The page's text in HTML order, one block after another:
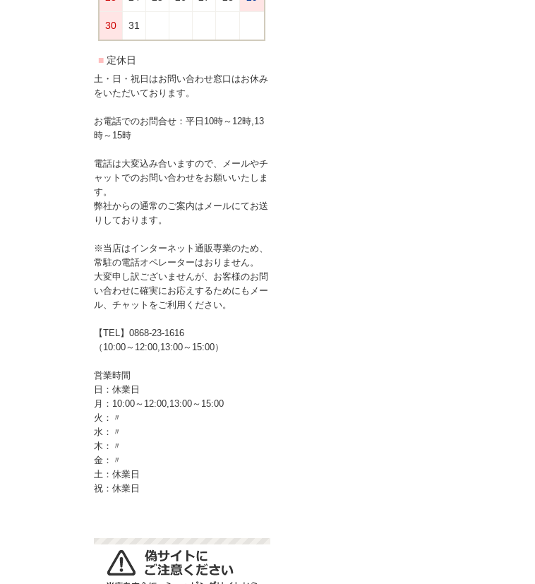
土・日・祝日はお問い合わせ窓口はお休み
をいただいております。
お電話でのお問合せ：平日10時～12時,13
時～15時
電話は大変込み合いますので、メールやチ
ャットでのお問い合わせをお願いいたしま
す。
弊社からの通常のご案内はメールにてお送
りしております。
※当店はインターネット通販専業のため、
常駐の電話オペレーターはおりません。
大変申し訳ございませんが、お客様のお問
い合わせに確実にお応えするためにもメー
ル、チャットをご利用ください。
【TEL】0868-23-1616
（10:00～12:00,13:00～15:00）
営業時間
日：休業日
月：10:00～12:00,13:00～15:00
火：〃
水：〃
木：〃
金：〃
土：休業日
祝：休業日